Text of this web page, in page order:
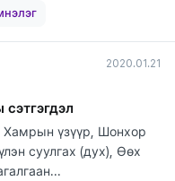
2020.01.21
үзүүр, Шонхор
суулгах (дух), Өөх
(гуя), Уруулын филлер Хагалгаан...